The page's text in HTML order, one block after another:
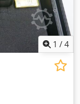
Tsck Ihr Markus
1 /4